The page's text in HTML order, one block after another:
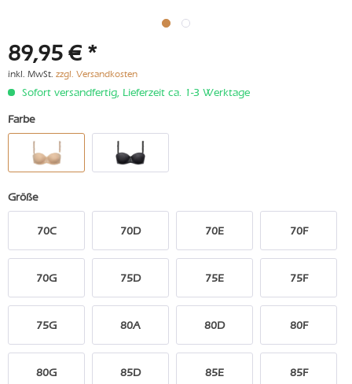
89,95 € *
inkl. MwSt. zzgl. Versandkosten
Sofort versandfertig, Lieferzeit ca. 1-3 Werktage
Farbe
Größe
70C 70D 70E 70F
70G 75D 75E 75F
75G 80A 80D 80F
80G 85D 85E 85F